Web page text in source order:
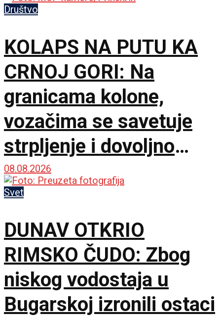
promašivali u Ljutice
Bogdana!
Društvo
KOLAPS NA PUTU KA
CRNOJ GORI: Na
granicama kolone,
vozačima se savetuje
strpljenje i dovoljno
vode
08.08.2026
Svet
DUNAV OTKRIO
RIMSKO ČUDO: Zbog
niskog vodostaja u
Bugarskoj izronili ostaci